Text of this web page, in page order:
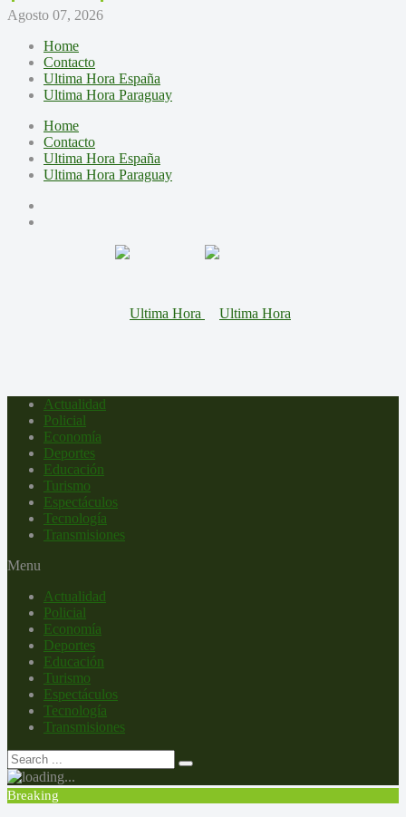
Agosto 07, 2026
Home
Contacto
Ultima Hora España
Ultima Hora Paraguay
Home
Contacto
Ultima Hora España
Ultima Hora Paraguay
Actualidad
Policial
Economía
Deportes
Educación
Turismo
Espectáculos
Tecnología
Transmisiones
Menu
Actualidad
Policial
Economía
Deportes
Educación
Turismo
Espectáculos
Tecnología
Transmisiones
Breaking